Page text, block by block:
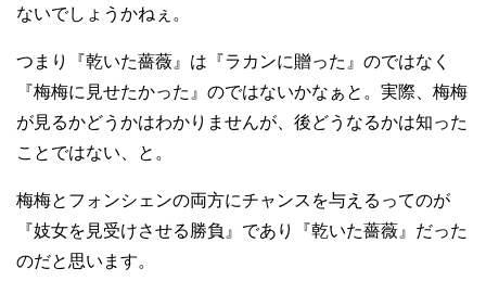
ないでしょうかねぇ。
つまり『乾いた薔薇』は『ラカンに贈った』のではなく
『梅梅に見せたかった』のではないかなぁと。実際、梅梅
が見るかどうかはわかりませんが、後どうなるかは知った
ことではない、と。
梅梅とフォンシェンの両方にチャンスを与えるってのが
『妓女を見受けさせる勝負』であり『乾いた薔薇』だった
のだと思います。